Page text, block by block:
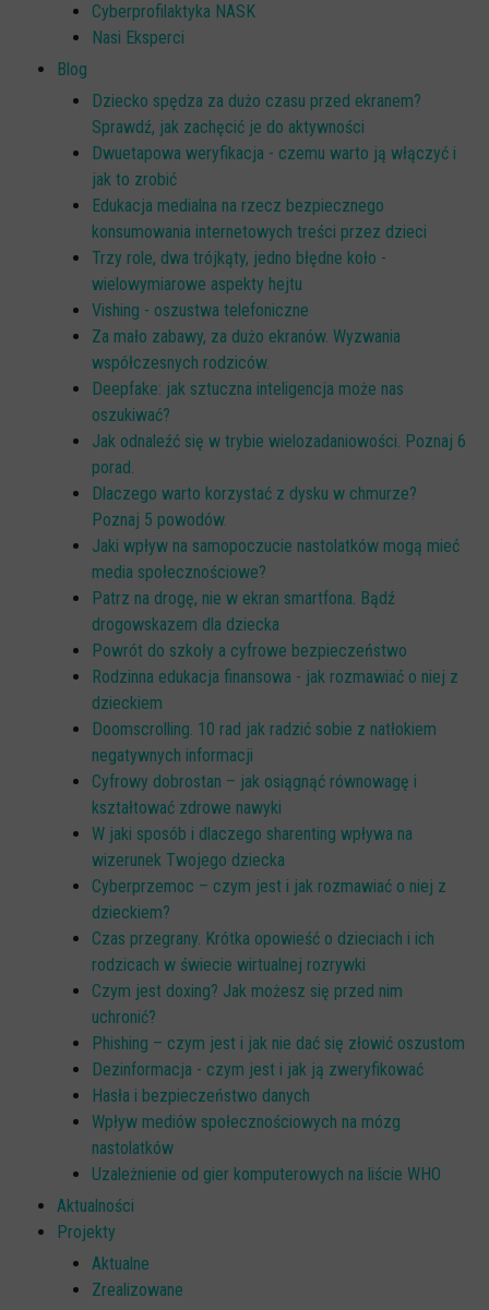
Cyberprofilaktyka NASK
Nasi Eksperci
Blog
Dziecko spędza za dużo czasu przed ekranem?
Sprawdź, jak zachęcić je do aktywności
Dwuetapowa weryfikacja - czemu warto ją włączyć i
jak to zrobić
Edukacja medialna na rzecz bezpiecznego
konsumowania internetowych treści przez dzieci
Trzy role, dwa trójkąty, jedno błędne koło -
wielowymiarowe aspekty hejtu
Vishing - oszustwa telefoniczne
Za mało zabawy, za dużo ekranów. Wyzwania
współczesnych rodziców.
Deepfake: jak sztuczna inteligencja może nas
oszukiwać?
Jak odnaleźć się w trybie wielozadaniowości. Poznaj 6
porad.
Dlaczego warto korzystać z dysku w chmurze?
Poznaj 5 powodów.
Jaki wpływ na samopoczucie nastolatków mogą mieć
media społecznościowe?
Patrz na drogę, nie w ekran smartfona. Bądź
drogowskazem dla dziecka
Powrót do szkoły a cyfrowe bezpieczeństwo
Rodzinna edukacja finansowa - jak rozmawiać o niej z
dzieckiem
Doomscrolling. 10 rad jak radzić sobie z natłokiem
negatywnych informacji
Cyfrowy dobrostan – jak osiągnąć równowagę i
kształtować zdrowe nawyki
W jaki sposób i dlaczego sharenting wpływa na
wizerunek Twojego dziecka
Cyberprzemoc – czym jest i jak rozmawiać o niej z
dzieckiem?
Czas przegrany. Krótka opowieść o dzieciach i ich
rodzicach w świecie wirtualnej rozrywki
Czym jest doxing? Jak możesz się przed nim
uchronić?
Phishing – czym jest i jak nie dać się złowić oszustom
Dezinformacja - czym jest i jak ją zweryfikować
Hasła i bezpieczeństwo danych
Wpływ mediów społecznościowych na mózg
nastolatków
Uzależnienie od gier komputerowych na liście WHO
Aktualności
Projekty
Aktualne
Zrealizowane